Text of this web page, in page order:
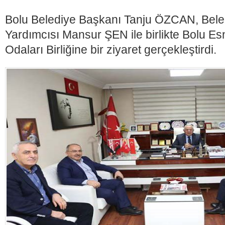
Bolu Belediye Başkanı Tanju ÖZCAN,
Yardımcısı Mansur ŞEN ile birlikte Bolu
Odaları Birliğine bir ziyaret gerçekleştirdi.